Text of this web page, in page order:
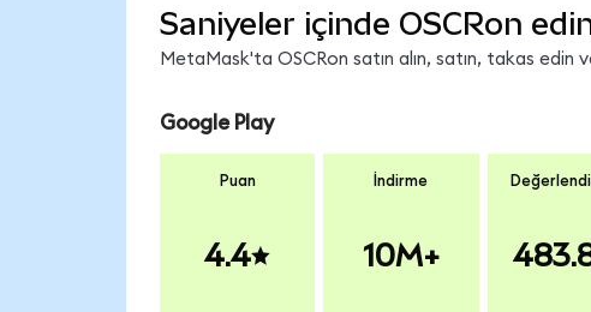
Saniyeler içinde OSCRon
MetaMask'ta OSCRon satın alın, satın, takas edin
Google Play
Puan
4.4
İndirme
10M+